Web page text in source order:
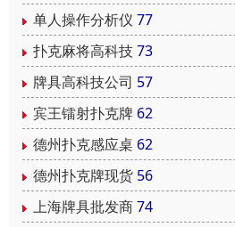
单人操作分析仪 77
扑克麻将高科技73
牌具高科技公司 57
宾王镭射扑克牌 62
德州扑克感应桌 62
德州扑克牌现货 56
上海牌具批发商74